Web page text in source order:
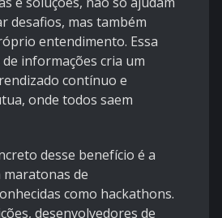
desafios, mas também
entendimento. Essa
informações cria um
contínuo e
onde todos saem
desse benefício é a
de
como hackathons.
desenvolvedores de